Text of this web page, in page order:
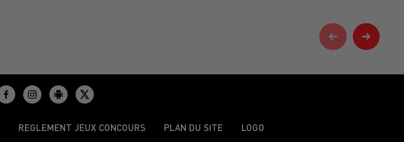
REGLEMENT JEUX CONCOURS PLAN DU SITE LOGO